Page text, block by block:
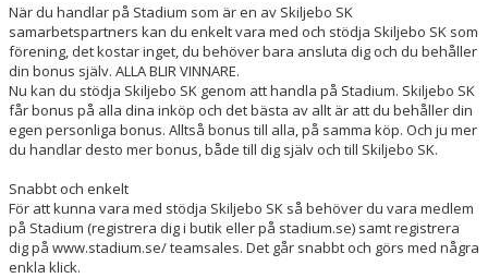
När du handlar på Stadium som är en av Skiljebo SK
samarbetspartners kan du enkelt vara med och stödja Skiljebo SK som
förening, det kostar inget, du behöver bara ansluta dig och du behåller
din bonus själv. ALLA BLIR VINNARE.
Nu kan du stödja Skiljebo SK genom att handla på Stadium. Skiljebo SK
får bonus på alla dina inköp och det bästa av allt är att du behåller din
egen personliga bonus. Alltså bonus till alla, på samma köp. Och ju mer
du handlar desto mer bonus, både till dig själv och till Skiljebo SK.
Snabbt och enkelt
För att kunna vara med stödja Skiljebo SK så behöver du vara medlem
på Stadium (registrera dig i butik eller på stadium.se) samt registrera
dig på www.stadium.se/ teamsales. Det går snabbt och görs med några
enkla klick.